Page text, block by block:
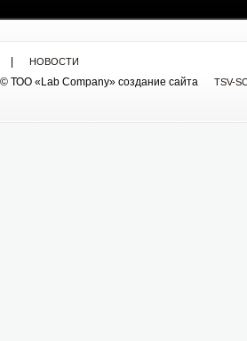
НОВОСТИ
ТОО «Lab Company» cоздание сайта TSV-